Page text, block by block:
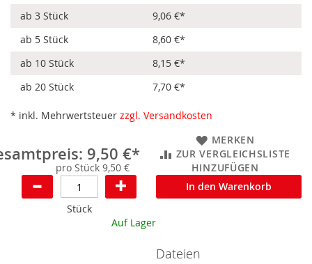
ab 3 Stück
9,06 €*
ab 5 Stück
8,60 €*
ab 10 Stück
8,15 €*
ab 20 Stück
7,70 €*
* inkl. Mehrwertsteuer zzgl. Versandkosten
9,50 €*
pro Stück 9,50 €
MERKEN
ZUR VERGLEICHSLISTE
HINZUFÜGEN
Stück
In den Warenkorb
Auf Lager
Dateien